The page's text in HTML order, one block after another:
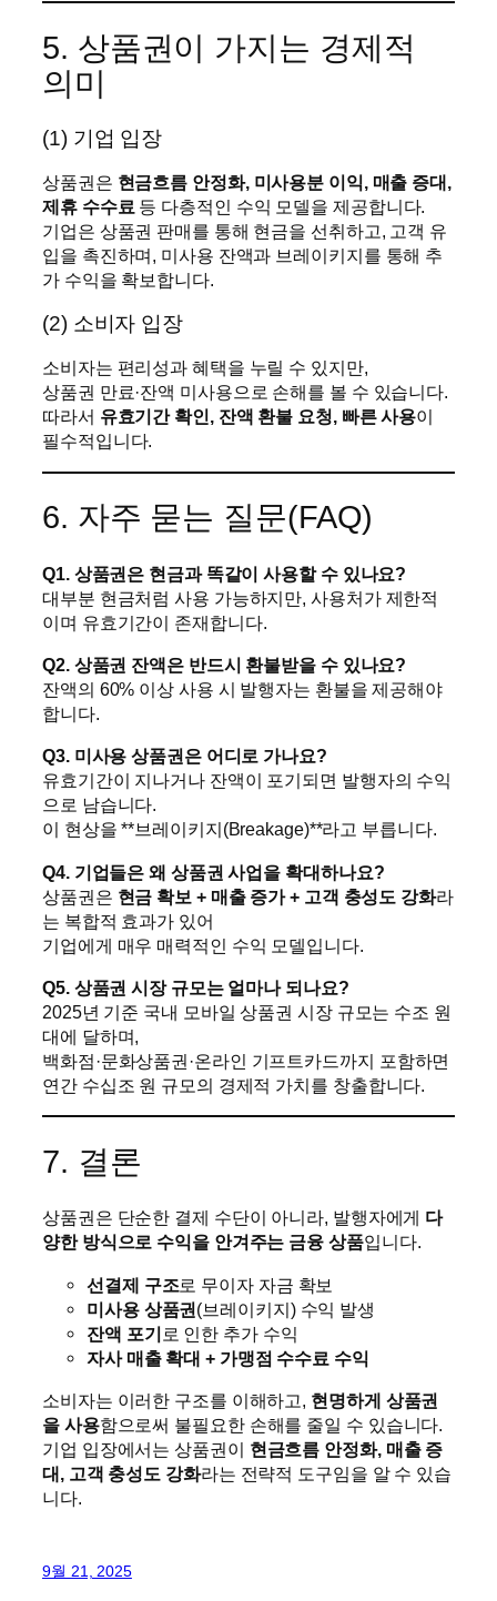
5. 상품권이 가지는 경제적
의미
(1) 기업 입장
상품권은 현금흐름 안정화, 미사용분 이익, 매출 증대,
제휴 수수료 등 다층적인 수익 모델을 제공합니다.
기업은 상품권 판매를 통해 현금을 선취하고, 고객 유
입을 촉진하며, 미사용 잔액과 브레이키지를 통해 추
가 수익을 확보합니다.
(2) 소비자 입장
소비자는 편리성과 혜택을 누릴 수 있지만,
상품권 만료·잔액 미사용으로 손해를 볼 수 있습니다.
따라서 유효기간 확인, 잔액 환불 요청, 빠른 사용이
필수적입니다.
6. 자주 묻는 질문(FAQ)
Q1. 상품권은 현금과 똑같이 사용할 수 있나요?
대부분 현금처럼 사용 가능하지만, 사용처가 제한적
이며 유효기간이 존재합니다.
Q2. 상품권 잔액은 반드시 환불받을 수 있나요?
잔액의 60% 이상 사용 시 발행자는 환불을 제공해야
합니다.
Q3. 미사용 상품권은 어디로 가나요?
유효기간이 지나거나 잔액이 포기되면 발행자의 수익
으로 남습니다.
이 현상을 **브레이키지(Breakage)**라고 부릅니다.
Q4. 기업들은 왜 상품권 사업을 확대하나요?
상품권은 현금 확보 + 매출 증가 + 고객 충성도 강화라
는 복합적 효과가 있어
기업에게 매우 매력적인 수익 모델입니다.
Q5. 상품권 시장 규모는 얼마나 되나요?
2025년 기준 국내 모바일 상품권 시장 규모는 수조 원
대에 달하며,
백화점·문화상품권·온라인 기프트카드까지 포함하면
연간 수십조 원 규모의 경제적 가치를 창출합니다.
7. 결론
상품권은 단순한 결제 수단이 아니라, 발행자에게 다
양한 방식으로 수익을 안겨주는 금융 상품입니다.
선결제 구조로 무이자 자금 확보
미사용 상품권(브레이키지) 수익 발생
잔액 포기 로 인한 추가 수익
자사 매출 확대 + 가맹점 수수료 수익
소비자는 이러한 구조를 이해하고, 현명하게 상품권
을 사용함으로써 불필요한 손해를 줄일 수 있습니다.
기업 입장에서는 상품권이 현금흐름 안정화, 매출 증
대, 고객 충성도 강화라는 전략적 도구임을 알 수 있습
니다.
9월 21, 2025